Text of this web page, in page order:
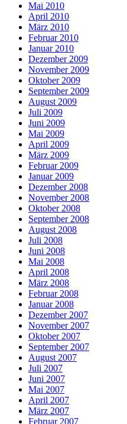
Mai 2010
April 2010
März 2010
Februar 2010
Januar 2010
Dezember 2009
November 2009
Oktober 2009
September 2009
August 2009
Juli 2009
Juni 2009
Mai 2009
April 2009
März 2009
Februar 2009
Januar 2009
Dezember 2008
November 2008
Oktober 2008
September 2008
August 2008
Juli 2008
Juni 2008
Mai 2008
April 2008
März 2008
Februar 2008
Januar 2008
Dezember 2007
November 2007
Oktober 2007
September 2007
August 2007
Juli 2007
Juni 2007
Mai 2007
April 2007
März 2007
Februar 2007